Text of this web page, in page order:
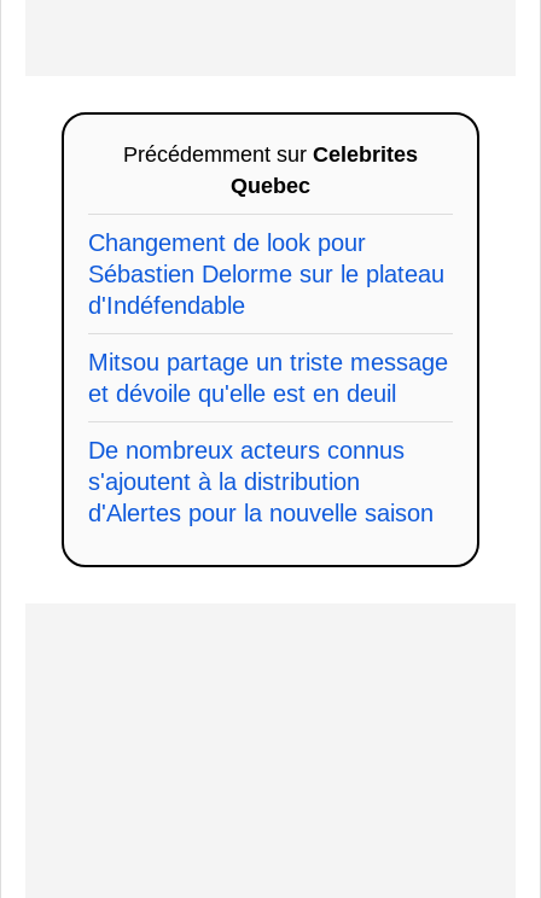
Précédemment sur Celebrites
Quebec
Changement de look pour
Sébastien Delorme sur le plateau
d'Indéfendable
Mitsou partage un triste message
et dévoile qu'elle est en deuil
De nombreux acteurs connus
s'ajoutent à la distribution
d'Alertes pour la nouvelle saison